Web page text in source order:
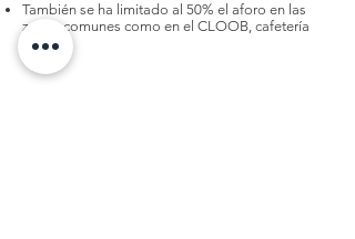
También se ha limitado al 50% el aforo en las
zonas comunes como en el CLOOB, cafetería
etc.